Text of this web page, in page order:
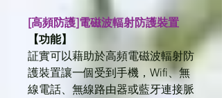
[高頻防護]電磁波輻射防護裝置
【功能】
証實可以藉助於高頻電磁波輻射防
護裝置讓一個受到手機，Wifi、無
線電話、無線路由器或藍牙連接脈